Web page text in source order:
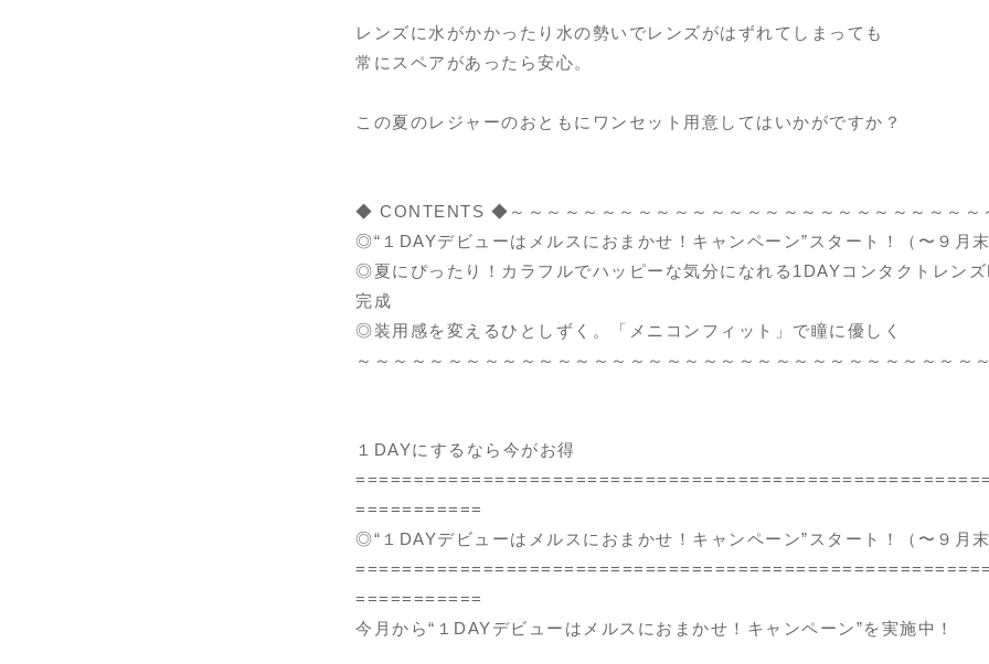
レンズに水がかかったり水の勢いでレンズがはずれてしまっても
常にスペアがあったら安心。
この夏のレジャーのおともにワンセット用意してはいかがですか？
◆ CONTENTS ◆～～～～～～～～～～～～～～～～～～～～～～～～～～
◎“１DAYデビューはメルスにおまかせ！キャンペーン”スタート！（〜９月末
◎夏にぴったり！カラフルでハッピーな気分になれる1DAYコンタクトレンズ
完成
◎装用感を変えるひとしずく。「メニコンフィット」で瞳に優しく
～～～～～～～～～～～～～～～～～～～～～～～～～～～～～～～～～～
１DAYにするなら今がお得
===========
◎“１DAYデビューはメルスにおまかせ！キャンペーン”スタート！（〜９月末
===========
今月から“１DAYデビューはメルスにおまかせ！キャンペーン”を実施中！